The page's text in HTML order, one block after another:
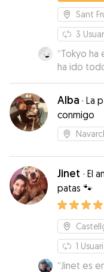
Sant
3
“Tokyo ha
ha ido
videos... a
Alba · La
conmigo
Jinet · El
patas 🐾
1
“Jinet es